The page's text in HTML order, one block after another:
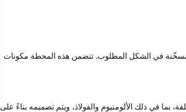
في الشكل المطلوب. تتضمن هذه المحطة مكونات
بما في ذلك الألومنيوم والفولاذ، ويتم تصميمه بناءً على